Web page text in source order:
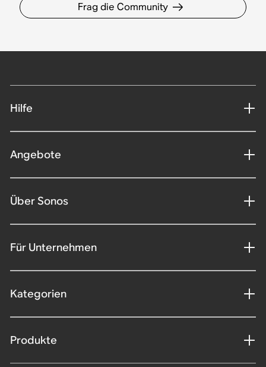
Frag die Community
Hilfe
Angebote
Über Sonos
Für Unternehmen
Kategorien
Produkte